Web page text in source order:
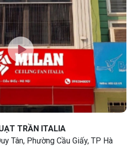
TRẦN ITALIA
Tân, Phường Cầu Giấy, TP Hà